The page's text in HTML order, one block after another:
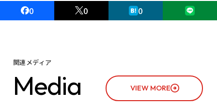
0 0 0
関連メディア
Media VIEW MORE